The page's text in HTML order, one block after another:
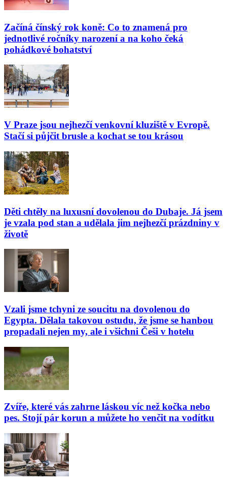
Začíná čínský rok koně: Co to znamená pro
jednotlivé ročníky narození a na koho čeká
pohádkové bohatství
V Praze jsou nejhezčí venkovní kluziště v Evropě.
Stačí si půjčit brusle a kochat se tou krásou
Děti chtěly na luxusní dovolenou do Dubaje. Já jsem
je vzala pod stan a udělala jim nejhezčí prázdniny v
životě
Vzali jsme tchyni ze soucitu na dovolenou do
Egypta. Dělala takovou ostudu, že jsme se hanbou
propadali nejen my, ale i všichni Češi v hotelu
Zvíře, které vás zahrne láskou víc než kočka nebo
pes. Stojí pár korun a můžete ho venčit na vodítku